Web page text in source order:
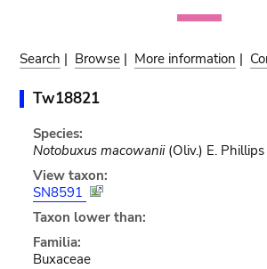
Search | Browse | More information |
Tw18821
Species:
Notobuxus macowanii(Oliv.) E. Phillips
View taxon:
SN8591
Taxon lower than:
Familia:
Buxaceae